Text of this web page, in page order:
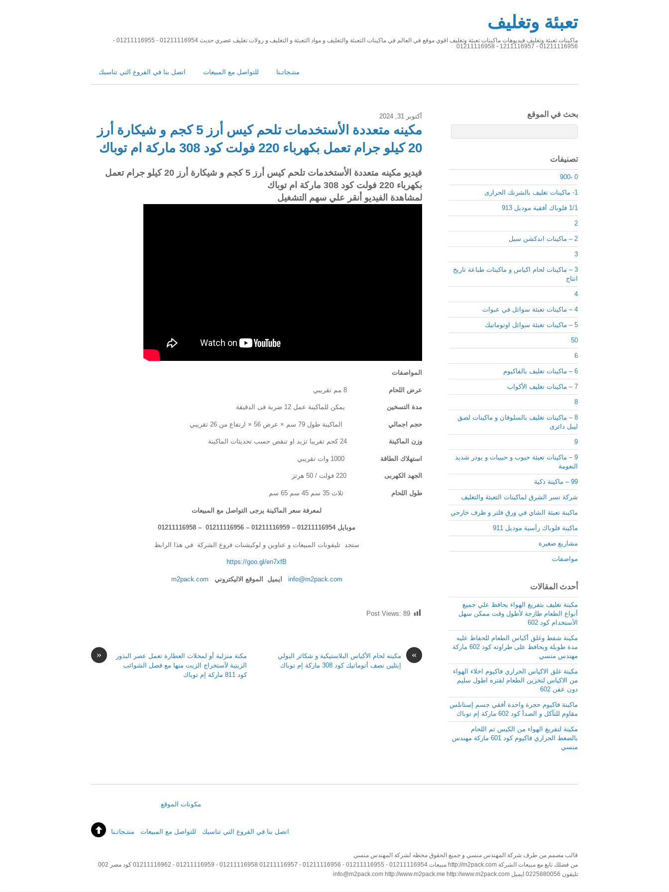
تعبئة وتغليف
ماكينات تعبئة وتغليف فيديوهات ماكينات تعبئة وتغليف اقوي موقع في العالم في ماكينات التعبئة والتغليف و مواد التعبئة و التغليف و رولات تغليف عصري حديث 01211116954 - 01211116955 -
01211116956 - 1211116957 - 01211116958
اتصل بنا في الفروع التي تناسبك للتواصل مع المبيعات منتـجاتـنا
أكتوبر 31, 2024
مكينه متعددة الأستخدمات تلحم كيس أرز 5 كجم و شيكارة أرز
20 كيلو جرام تعمل بكهرباء 220 فولت كود 308 ماركة ام توباك
فيديو مكينه متعددة الأستخدمات تلحم كيس أرز 5 كجم و شيكارة أرز 20 كيلو جرام تعمل
بكهرباء 220 فولت كود 308 ماركة ام توباك
لمشاهدة الفيديو أنقر علي سهم التشغيل
المواصفات
عرض اللحام 8 مم تقريبي
مدة التسخين يمكن للماكينة عمل 12 ضربة فى الدقيقة
حجم اجمالي الماكينة طول 79 سم × عرض 56 × ارتفاع من 26 تقريبي
وزن الماكينة
استهلاك الطاقة
الجهد الكهربى
طول اللحام ثلاث 35 سم 45 سم 65 سم
لمعرفة سعر الماكينة يرجى التواصل مع المبيعات
موبايل 01211116954 – 01211116959 – 01211116956 – 01211116958
ستجد تليفونات المبيعات و عناوين و لوكيشنات فروع الشركة في هذا الرابط
https://goo.gl/en7xfB
info@m2pack.com ايميل الموقع الاليكتروني m2pack.com
Post Views: 89
«
مكنة منزلية أو لمحلات العطارة تعمل عصر البذور
الزيتية لآستخراج الزيت منها مع فصل الشوائب
كود 811 ماركة إم توباك
»
مكينه لحام الأكياس البلاستيكية و شكائر البولي
إيثلين نصف أتوماتيك كود 308 ماركة إم توباك
بحث في الموقع
تصنيفات
0 -900
1- ماكينات تغليف بالشرنك الحرارى
1/1 فلوباك أفقية موديل 913
2
2 – ماكينات اندكشن سيل
3
3 – ماكينات لحام اكياس و ماكينات طباعة تاريخ
انتاج
4
4 – ماكينات تعبئة سوائل في عبوات
5 – ماكينات تعبئة سوائل اوتوماتيك
50
6
6 – ماكينات تغليف بالفاكيوم
7 – ماكينات تغليف الأكواب
8
8 – ماكينات تغليف بالسلوفان و ماكينات لصق
ليبل دائرى
9
9 – ماكينات تعبئة حبوب و حبيبات و بودر شديد
النعومة
99 – ماكينة ذكية
شركة نسر الشرق لماكينات التعبئة والتغليف
ماكينة تعبئة الشاي في ورق فلتر و ظرف خارجي
ماكينة فلوباك رأسية موديل 911
مشاريع صغيرة
مواصفات
أحدث المقالات
مكينة تغليف بتفريغ الهواء يحافظ علي جميع
أنواع الطعام طازجة لأطول وقت ممكن سهل
الأستخدام كود 602
مكينة شفط وغلق أكياس الطعام للحفاظ عليه
مدة طويلة ويحافظ على طراوته كود 602 ماركة
مهندس منسي
مكينة غلق الاكياس الحراري فاكيوم اخلاء الهواء
من الاكياس لتخزين الطعام لفتره اطول سليم
دون عفن 602
ماكينة فاكيوم حجرة واحدة أفقي جسم إستانلس
مقاوم للتآكل و الصدأ كود 602 ماركة إم توباك
مكينة لتفريغ الهواء من الكيس ثم اللحام
بالضغط الحراري فاكيوم كود 601 ماركة مهندس
منسي
مكونات الموقع
اتصل بنا في الفروع التي تناسبك للتواصل مع المبيعات منتـجاتـنا
قالب مصمم من طرف شركة المهندس منسي و جميع الحقوق محظه لشركة المهندس منسي
من فضلك تابع مع مبيعات الشركة http://m2pack.com مبيعات 01211116954 - 01211116955 - 01211116956 - 01211116957 01211116958 - 01211116959 - 01211116962 كود مصر 002
تليفون 0225880056 ايميل info@m2pack.com http://www.m2pack.me http://www.m2pack.com